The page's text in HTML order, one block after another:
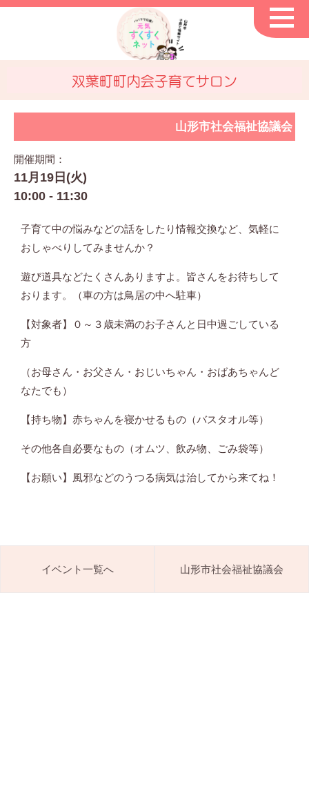
双葉町町内会子育てサロン
山形市社会福祉協議会
開催期間：
11月19日(火)
10:00 - 11:30
子育て中の悩みなどの話をしたり情報交換など、気軽に
おしゃべりしてみませんか？
遊び道具などたくさんありますよ。皆さんをお待ちして
おります。（車の方は鳥居の中へ駐車）
【対象者】０～３歳未満のお子さんと日中過ごしている
方
（お母さん・お父さん・おじいちゃん・おばあちゃんど
なたでも）
【持ち物】赤ちゃんを寝かせるもの（バスタオル等）
その他各自必要なもの（オムツ、飲み物、ごみ袋等）
【お願い】風邪などのうつる病気は治してから来てね！
イベント一覧へ 山形市社会福祉協議会